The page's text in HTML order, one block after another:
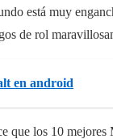
está muy
de rol
en android
que los 10 mejores